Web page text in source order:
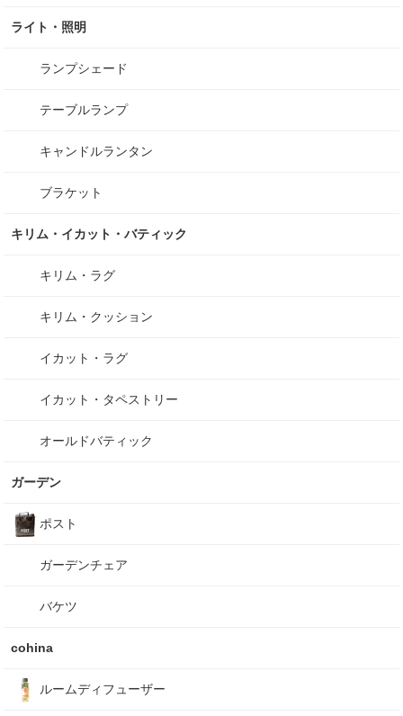
ライト・照明
ランプシェード
テーブルランプ
キャンドルランタン
ブラケット
キリム・イカット・バティック
キリム・ラグ
キリム・クッション
イカット・ラグ
イカット・タペストリー
オールドバティック
ガーデン
ポスト
ガーデンチェア
バケツ
cohina
ルームディフューザー